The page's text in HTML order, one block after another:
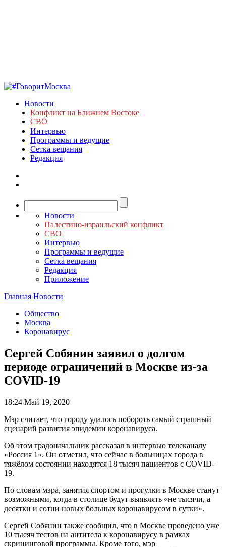
Новости
Конфликт на Ближнем Востоке
СВО
Интервью
Программы и ведущие
Сетка вещания
Редакция
Новости
Палестино-израильский конфликт
СВО
Интервью
Программы и ведущие
Сетка вещания
Редакция
Приложение
Главная Новости
Общество
Москва
Коронавирус
Сергей Собянин заявил о долгом
периоде ограничений в Москве из-за
COVID-19
18:24 Май 19, 2020
Мэр считает, что городу удалось побороть самый страшный
сценарий развития эпидемии коронавируса.
Об этом градоначальник рассказал в интервью телеканалу
«Россия 1». Он отметил, что сейчас в больницах города в
тяжёлом состоянии находятся 18 тысяч пациентов с COVID-
19.
По словам мэра, занятия спортом и прогулки в Москве станут
возможными, когда в столице будут выявлять «не тысячи, а
десятки и сотни новых больных коронавирусом в сутки».
Сергей Собянин также сообщил, что в Москве проведено уже
10 тысяч тестов на антитела к коронавирусу в рамках
скрининговой программы. Кроме того, мэр